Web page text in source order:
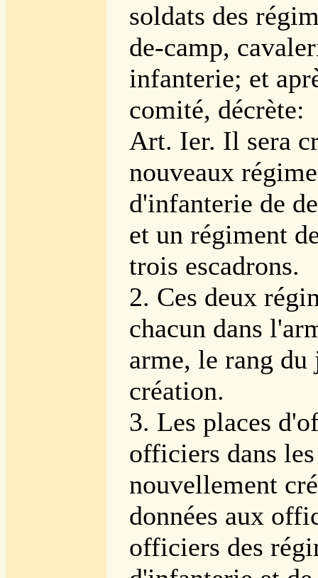
soldats des
de-camp,
infanterie; et
comité, décrète:
Art. Ier. Il sera
nouveaux
d'infanterie de
et un régiment
trois escadrons.
2. Ces deux
chacun dans
arme, le rang
création.
3. Les places
officiers dans
nouvellement
données aux
officiers des